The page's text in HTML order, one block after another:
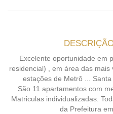
Excelente oportunidade em
residencial) , em área das
estações de Metrô ...
São 11 apartamentos com
Matriculas individualizadas.
da Prefeitura